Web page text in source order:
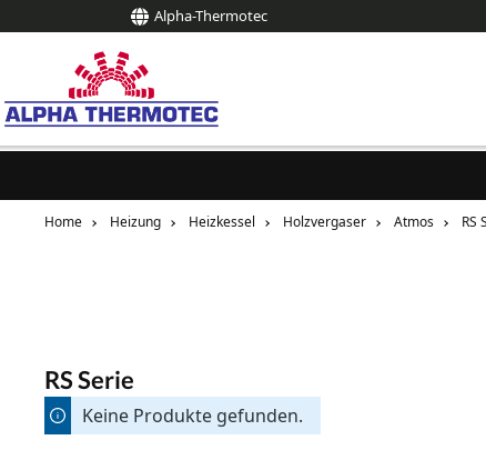
Zur Hauptnavigation springen
Alpha-Thermotec
Home Heizung Heizkessel Holzvergaser Atmos RS
RS Serie
Keine Produkte gefunden.